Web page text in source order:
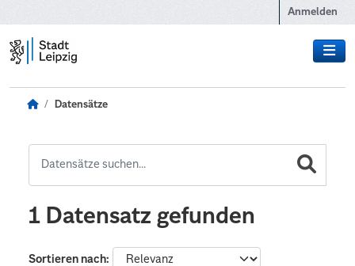
Anmelden
Datensätze
1 Datensatz gefunden
Sortieren nach